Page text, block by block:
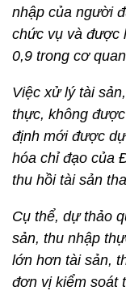
nhập của người
chức vụ và được
0,9 trong cơ
Việc xử lý tài
thực, không
định mới được
hóa chỉ đạo của
thu hồi tài sản
Cụ thể, dự thảo
sản, thu nhập
lớn hơn tài sản,
đơn vị kiểm soát